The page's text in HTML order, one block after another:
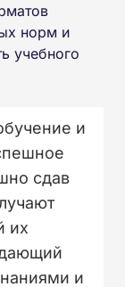
норм и
учебного
и
сдав
их
и